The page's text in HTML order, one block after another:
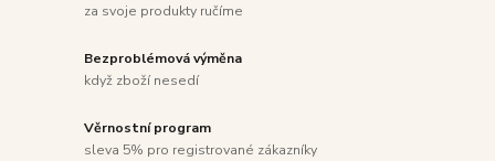
za svoje produkty ručíme
Bezproblémová výměna
když zboží nesedí
Věrnostní program
sleva 5% pro registrované zákazníky